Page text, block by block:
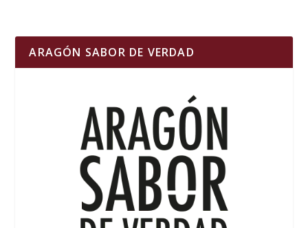
ARAGÓN SABOR DE VERDAD